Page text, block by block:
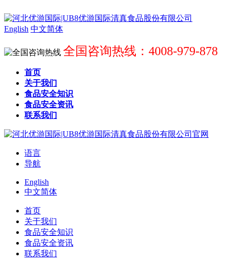
English 中文简体
全国咨询热线：4008-979-878
首页
关于我们
食品安全知识
食品安全资讯
联系我们
语言
导航
English
中文简体
首页
关于我们
食品安全知识
食品安全资讯
联系我们